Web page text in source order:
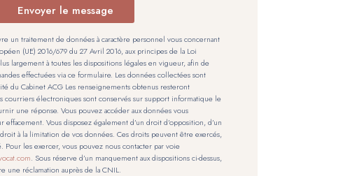
Envoyer le message
un traitement de données à caractère personnel vous concernant
(UE) 2016/679 du 27 Avril 2016, aux principes de la Loi
largement à toutes les dispositions légales en vigueur, afin de
effectuées via ce formulaire. Les données collectées sont
du Cabinet ACG Les renseignements obtenus resteront
courriers électroniques sont conservés sur support informatique le
une réponse. Vous pouvez accéder aux données vous
Vous disposez également d’un droit d’opposition, d’un
à la limitation de vos données. Ces droits peuvent être exercés,
les exercer, vous pouvez nous contacter par voie
. Sous réserve d’un manquement aux dispositions ci-dessus,
une réclamation auprès de la CNIL.